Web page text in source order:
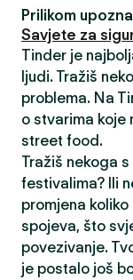
Prilikom
Savjete za
Tinder je
ljudi. Tražiš
problema. Na
o stvarima koje
street food.
Tražiš nekoga
festivalima? Ili
promjena
spojeva, što
povezivanje.
je postalo još